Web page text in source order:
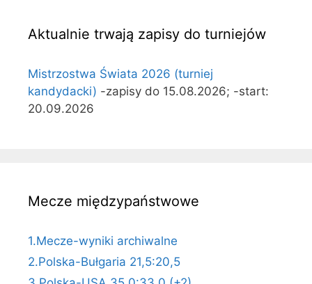
Aktualnie trwają zapisy do turniejów
Mistrzostwa Świata 2026 (turniej
kandydacki) -zapisy do 15.08.2026; -start:
20.09.2026
Mecze międzypaństwowe
1.Mecze-wyniki archiwalne
2.Polska-Bułgaria 21,5:20,5